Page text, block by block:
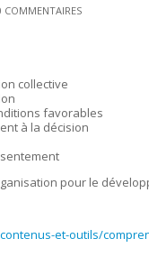
COMMENTAIRES
collective
favorables
à la décision
pour le
et-outils/